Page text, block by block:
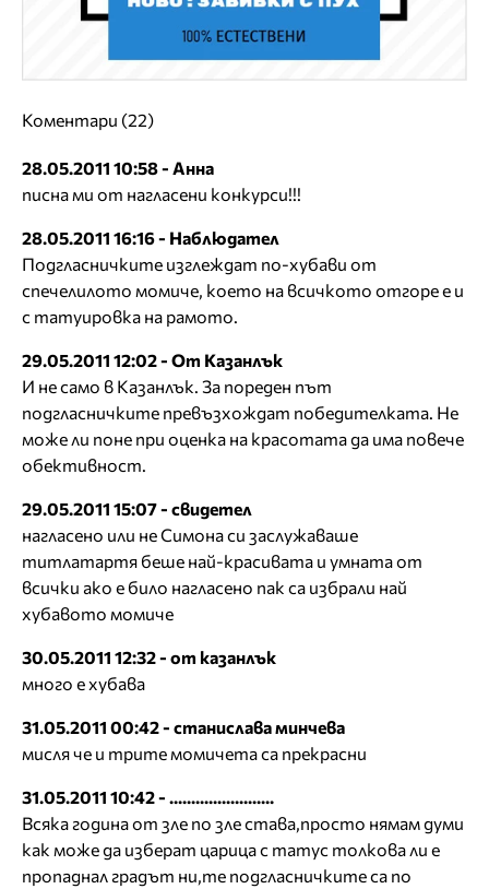
Коментари (22)
28.05.2011 10:58 - Анна
писна ми от нагласени конкурси!!!
28.05.2011 16:16 - Наблюдател
Подгласничките изглеждат по-хубави от
спечелилото момиче, което на всичкото отгоре е и
с татуировка на рамото.
29.05.2011 12:02 - От Казанлък
И не само в Казанлък. За пореден път
подгласничките превъзхождат победителката. Не
може ли поне при оценка на красотата да има повече
обективност.
29.05.2011 15:07 - свидетел
нагласено или не Симона си заслужаваше
титлатартя беше най-красивата и умната от
всички ако е било нагласено пак са избрали най
хубавото момиче
30.05.2011 12:32 - от казанлък
много е хубава
31.05.2011 00:42 - станислава минчева
мисля че и трите момичета са прекрасни
31.05.2011 10:42 - ........................
Всяка година от зле по зле става,просто нямам думи
как може да изберат царица с татус толкова ли е
пропаднал градът ни,те подгласничките са по